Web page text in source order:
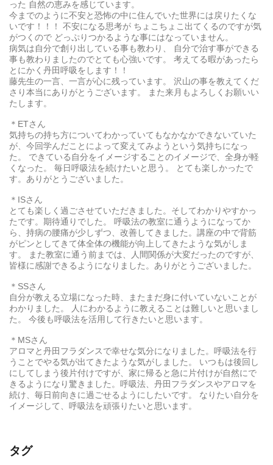
った 自然の恵みを感じています。
今までのように不安と恐怖の中に住んでいた世界には戻りたくな
いです！！！ 不安になる思考が ちょこちょこ出てくるのですが気
がつくので どっぷりつかるような事にはなっていません。
病気は自分で創り出している事も教わり、 自分で治す事ができる
事も教わりましたのでとても心強いです。 考えてる暇があったら
とにかく丹田呼吸をします！！
藤先生の一言、一言が心に残っています。 沢山の事を教えてくだ
さり本当にありがとうございます。 また来月もよろしくお願いい
たします。
＊ETさん
気持ちの持ち方についてわかっていてもなかなかできないていた
が、今回学んだことによって変えてみようという気持ちになっ
た。 できている自分をイメージすることのイメージで、全身が軽
くなった。 毎日呼吸法を続けたいと思う。 とても楽しかったで
す。ありがとうございました。
＊ISさん
とても楽しく過ごさせていただきました。そしてわかりやすかっ
たです。期待通りでした。 呼吸法の教室に通うようになってか
ら、持病の腰痛が少しずつ、改善してきました。講座の中で背筋
がピンとしてきて体全体の機能が向上してきたような気がしま
す。 また教室に通う前までは、人間関係が大変だったのですが、
皆様に感謝できるようになりました。ありがとうございました。
＊SSさん
自分が教える立場になった時、またまだ身に付いていないことが
わかりました。 人にわかるように教えることは難しいと思いまし
た。 今後も呼吸法を活用して行きたいと思います。
＊MSさん
アロマと丹田フラダンスで幸せな気分になりました。呼吸法を行
うことでやる気が出てきたような気がしました。 いつもは後回し
にしてしまう後片付けですが、家に帰ると急に片付けが自然にで
きるようになり驚きました。呼吸法、丹田フラダンスやアロマを
続け、毎日前向きに過ごせるようにしたいです。 なりたい自分を
イメージして、呼吸法を頑張りたいと思います。
タグ